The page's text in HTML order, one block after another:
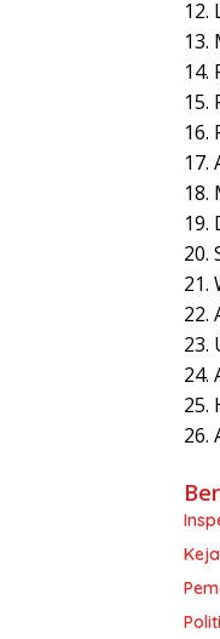
12.
13.
14.
15.
16.
17.
18.
19.
20.
21.
22.
23.
24.
25.
26.